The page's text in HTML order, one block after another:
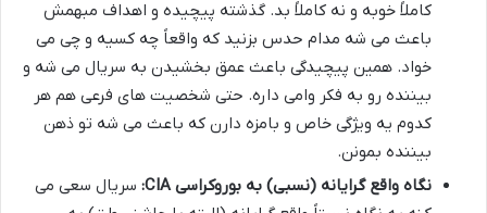
کاملاً خوبه و نه کاملاً بد. گذشته پیچیده و اهداف مبهمش
باعث می شه مدام حدس بزنید که واقعاً چه کسیه و چی می
خواد. همین پیچیدگی باعث عمق بخشیدن به سریال می شه و
بیننده رو به فکر وامی داره. حتی شخصیت های فرعی هم هر
کدوم یه ویژگی خاص و بامزه دارن که باعث می شه تو ذهن
بیننده بمونن.
نگاه واقع گرایانه (نسبی) به بوروکراسی CIA:
سریال سعی می